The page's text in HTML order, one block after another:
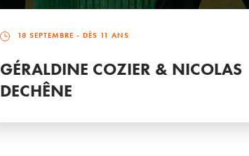
18 SEPTEMBRE - DÈS 11 ANS
GÉRALDINE COZIER & NICOLAS
DECHÊNE